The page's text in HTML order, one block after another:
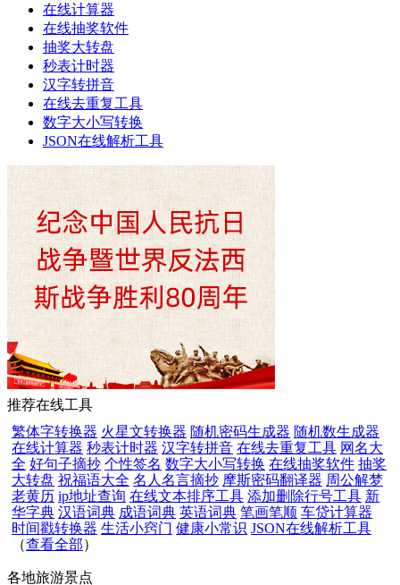
在线计算器
在线抽奖软件
抽奖大转盘
秒表计时器
汉字转拼音
在线去重复工具
数字大小写转换
JSON在线解析工具
推荐在线工具
繁体字转换器 火星文转换器 随机密码生成器 随机数生成器
在线计算器 秒表计时器 汉字转拼音 在线去重复工具 网名大
全 好句子摘抄 个性签名 数字大小写转换 在线抽奖软件 抽奖
大转盘 祝福语大全 名人名言摘抄 摩斯密码翻译器 周公解梦
老黄历 ip地址查询 在线文本排序工具 添加删除行号工具 新
华字典 汉语词典 成语词典 英语词典 笔画笔顺 车贷计算器
时间戳转换器 生活小窍门 健康小常识 JSON在线解析工具
（查看全部）
各地旅游景点